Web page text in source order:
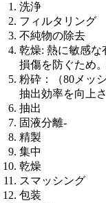
洗浄
フィルタリング
不純物の除去
乾燥: 熱に敏感な
損傷を防ぐため
粉砕：（80メッ
抽出効率を向上
抽出
固液分離-
精製
集中
乾燥
スマッシング
包装